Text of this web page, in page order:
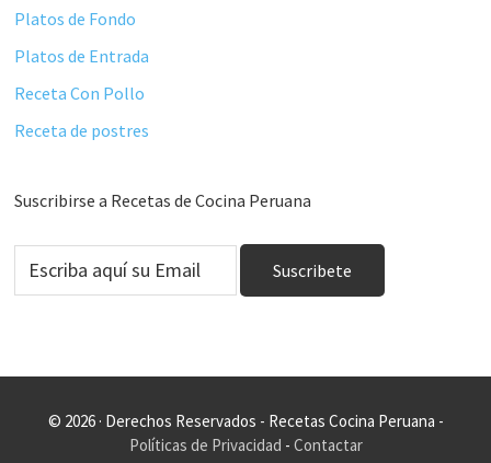
Platos de Fondo
Platos de Entrada
Receta Con Pollo
Receta de postres
Suscribirse a Recetas de Cocina Peruana
© 2026 · Derechos Reservados - Recetas Cocina Peruana -
Políticas de Privacidad - Contactar